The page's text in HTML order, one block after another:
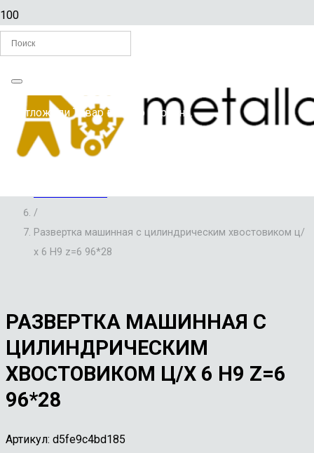
Вы отложилиТоварв свою корзину.
Главная
/
РАЗВЕРТКИ ПО МЕТАЛЛУ
/
Развертка машинная с цилиндрическим хвостовиком ц/
х 6 Н9 z=6 96*28
РАЗВЕРТКА МАШИННАЯ С
ЦИЛИНДРИЧЕСКИМ
ХВОСТОВИКОМ Ц/Х 6 Н9 Z=6
96*28
Артикул: d5fe9c4bd185